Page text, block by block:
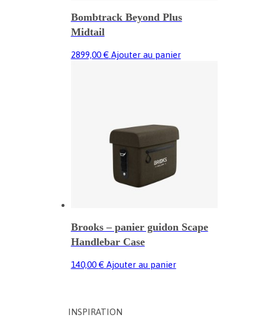
produit
Bombtrack Beyond Plus
Midtail
2899,00 € Ajouter au panier
Brooks – panier guidon Scape
Handlebar Case
140,00 € Ajouter au panier
INSPIRATION